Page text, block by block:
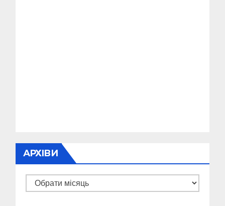
АРХІВИ
Архіви